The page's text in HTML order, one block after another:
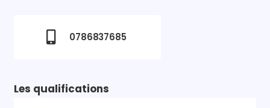
0786837685
Les qualifications